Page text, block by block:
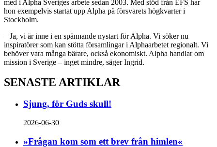
med i Alpha Sveriges arbete sedan 2003. Med stöd från EFS har
hon exempelvis startat upp Alpha på försvarets högkvarter i
Stockholm.
– Ja, vi är inne i en spännande nystart för Alpha. Vi söker nu
inspiratörer som kan stötta församlingar i Alpha­arbetet regionalt. Vi
behöver vara många bärare, också ekonomiskt. Alpha handlar om
mission i Sverige – inget mindre, säger Ingrid.
SENASTE ARTIKLAR
Sjung, för Guds skull!
2026-06-30
»Frågan kom som ett brev från himlen«